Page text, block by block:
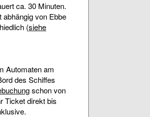
ca. 30 Minuten.
von Ebbe
(siehe
Automaten am
des Schiffes
schon von
Ticket direkt bis